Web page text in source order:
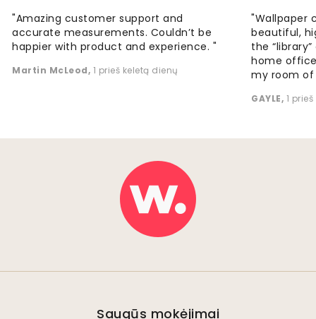
"Amazing customer support and
accurate measurements. Couldn’t be
happier with product and experience. "
Martin McLeod, 1 prieš keletą dienų
"Wallpaper
beautiful,
the
home
my room of
GAYLE, 1
Saugūs mokėjimai